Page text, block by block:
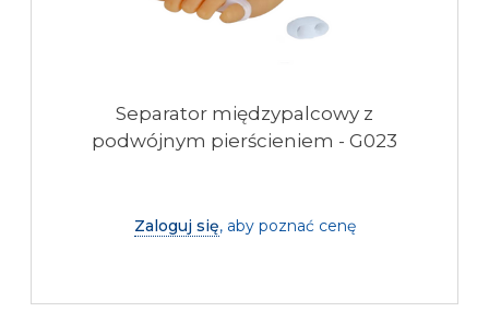
Separator międzypalcowy z
podwójnym pierścieniem - G023
Zaloguj się, aby poznać cenę